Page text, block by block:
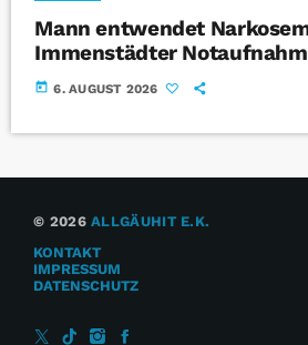
Mann entwendet
Immenstädter
today 6. AUGUST 2026
© 2026ALLGÄUHIT E.K.
KONTAKT
IMPRESSUM
DATENSCHUTZ